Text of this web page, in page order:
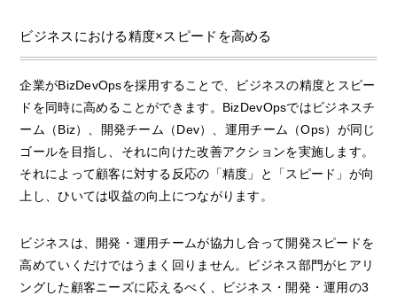
ビジネスにおける精度×スピードを高める
企業がBizDevOpsを採用することで、ビジネスの精度とスピー
ドを同時に高めることができます。BizDevOpsではビジネスチ
ーム（Biz）、開発チーム（Dev）、運用チーム（Ops）が同じ
ゴールを目指し、それに向けた改善アクションを実施します。
それによって顧客に対する反応の「精度」と「スピード」が向
上し、ひいては収益の向上につながります。
ビジネスは、開発・運用チームが協力し合って開発スピードを
高めていくだけではうまく回りません。ビジネス部門がヒアリ
ングした顧客ニーズに応えるべく、ビジネス・開発・運用の3